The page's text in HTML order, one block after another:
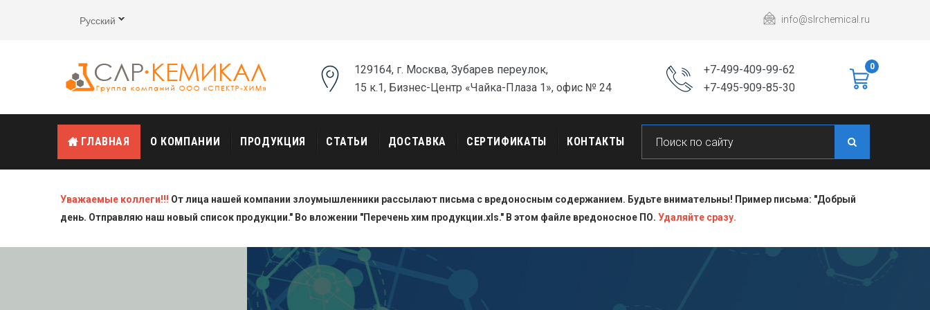
Русский info@slrchemical.ru
129164, г. Москва, Зубарев переулок,
15 к.1, Бизнес-Центр «Чайка-Плаза 1», офис № 24
+7-499-409-99-62
+7-495-909-85-30
0
ГЛАВНАЯ О КОМПАНИИ ПРОДУКЦИЯ СТАТЬИ ДОСТАВКА СЕРТИФИКАТЫ КОНТАКТЫ
Уважаемые коллеги!!! От лица нашей компании злоумышленники рассылают письма с вредоносным содержанием. Будьте внимательны! Пример письма: "Добрый
день. Отправляю наш новый список продукции." Во вложении "Перечень хим продукции.xls." В этом файле вредоносное ПО. Удаляйте сразу.